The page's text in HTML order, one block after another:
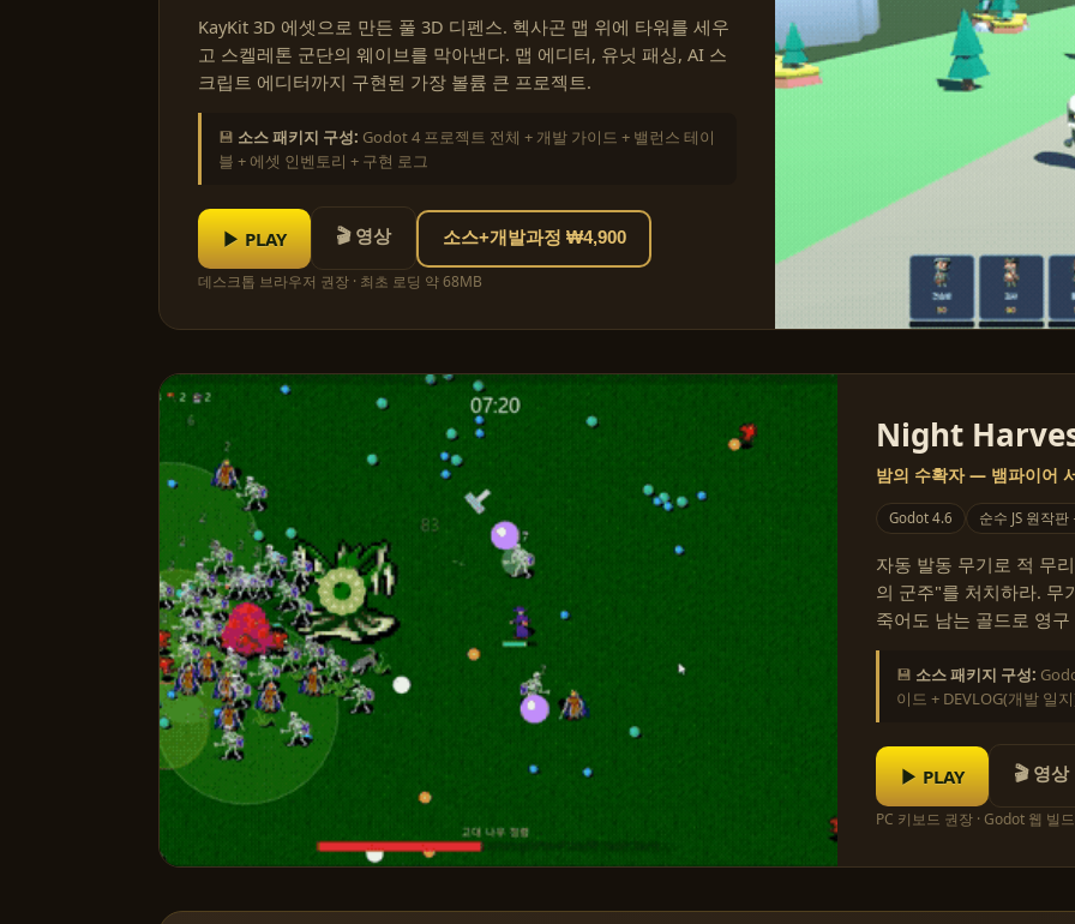
KayKit 3D 에셋으로 만든 풀 3D 디펜스. 헥사곤 맵 위에 타워를 세우
고 스켈레톤 군단의 웨이브를 막아낸다. 맵 에디터, 유닛 패싱, AI 스
크립트 에디터까지 구현된 가장 볼륨 큰 프로젝트.
💾 소스 패키지 구성: Godot 4 프로젝트 전체 + 개발 가이드 + 밸런스 테이
블 + 에셋 인벤토리 + 구현 로그
▶ PLAY 🎬 영상 소스+개발과정 ₩4,900
데스크톱 브라우저 권장 · 최초 로딩 약 68MB
Night
밤의 수확자 — 뱀파이어
Godot 4.6 순수 JS 원작판
자동 발동 무기로 적 무
의 군주"를 처치하라. 무
죽어도 남는 골드로 영
💾 소스 패키지 구성:
이드 + DEVLOG(개발 일
▶ PLAY 🎬 영상
PC 키보드 권장 · Godot 웹 빌드